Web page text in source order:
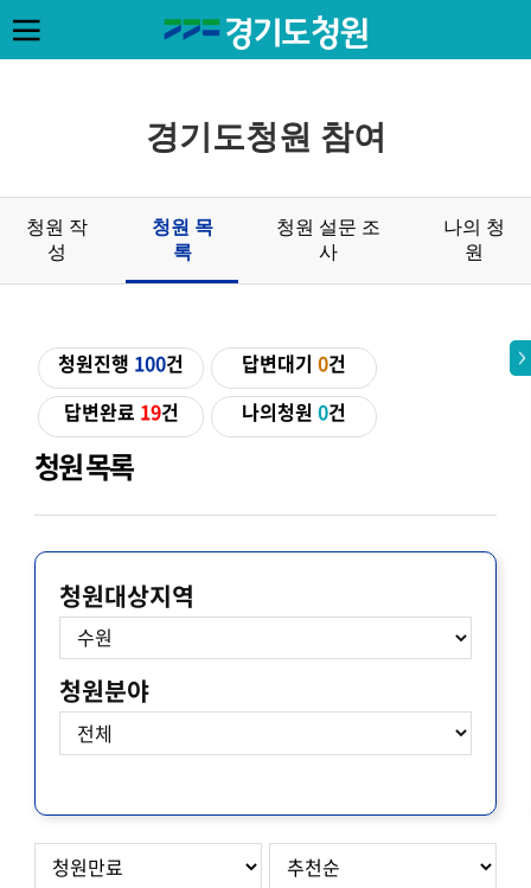
경기도청원 참여
청원 작
성
청원 목
록
청원 설문 조
사
나의 청
원
청원 목록
청원진행 100건 답변대기0건
답변완료 19건 나의청원0건
청원대상지역
청원분야